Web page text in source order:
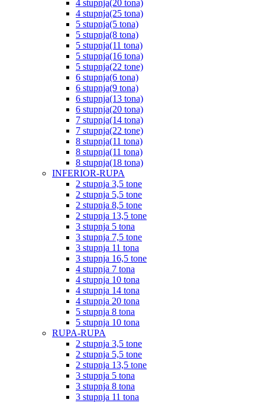
4 stupnja(20 tona)
4 stupnja(25 tona)
5 stupnja(5 tona)
5 stupnja(8 tona)
5 stupnja(11 tona)
5 stupnja(16 tona)
5 stupnja(22 tone)
6 stupnja(6 tona)
6 stupnja(9 tona)
6 stupnja(13 tona)
6 stupnja(20 tona)
7 stupnja(14 tona)
7 stupnja(22 tone)
8 stupnja(11 tona)
8 stupnja(11 tona)
8 stupnja(18 tona)
INFERIOR-RUPA
2 stupnja 3,5 tone
2 stupnja 5,5 tone
2 stupnja 8,5 tone
2 stupnja 13,5 tone
3 stupnja 5 tona
3 stupnja 7,5 tone
3 stupnja 11 tona
3 stupnja 16,5 tone
4 stupnja 7 tona
4 stupnja 10 tona
4 stupnja 14 tona
4 stupnja 20 tona
5 stupnja 8 tona
5 stupnja 10 tona
RUPA-RUPA
2 stupnja 3,5 tone
2 stupnja 5,5 tone
2 stupnja 13,5 tone
3 stupnja 5 tona
3 stupnja 8 tona
3 stupnja 11 tona